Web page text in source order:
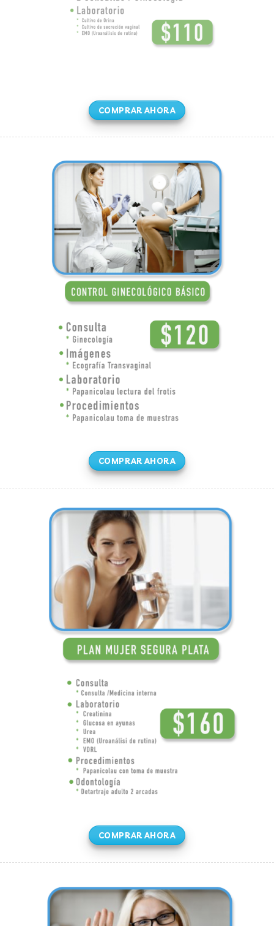
COMPRAR AHORA
COMPRAR AHORA
COMPRAR AHORA